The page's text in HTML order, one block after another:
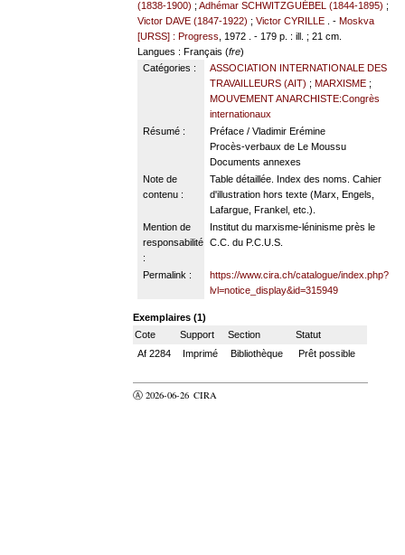
(1838-1900) ;Adhémar SCHWITZGUÉBEL (1844-1895) ;
Victor DAVE (1847-1922) ;Victor CYRILLE . -Moskva
[URSS] : Progress
, 1972 . - 179 p. : ill. ; 21 cm.
Langues : Français (fre)
Catégories :
ASSOCIATION INTERNATIONALE DES
TRAVAILLEURS (AIT) ; MARXISME;
MOUVEMENT ANARCHISTE:Congrès
internationaux
Résumé :
Préface / Vladimir Erémine
Procès-verbaux de Le Moussu
Documents annexes
Note de
contenu :
Table détaillée. Index des noms. Cahier
d'illustration hors texte (Marx, Engels,
Lafargue, Frankel, etc.).
Mention de
responsabilité
:
Institut du marxisme-léninisme près le
C.C. du P.C.U.S.
Permalink :
https://www.cira.ch/catalogue/index.php?
lvl=notice_display&id=315949
Exemplaires (1)
Cote
Support Section
Statut
Af 2284
Imprimé Bibliothèque Prêt possible
Ⓐ 2026-06-26 CIRA